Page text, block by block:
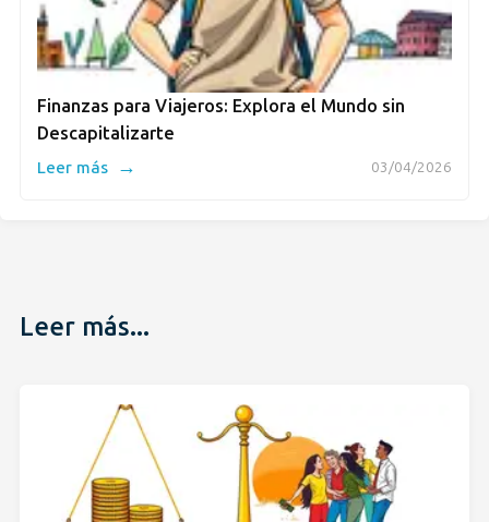
Finanzas para Viajeros: Explora el Mundo sin
Descapitalizarte
03/04/2026
Leer más →
Leer más...